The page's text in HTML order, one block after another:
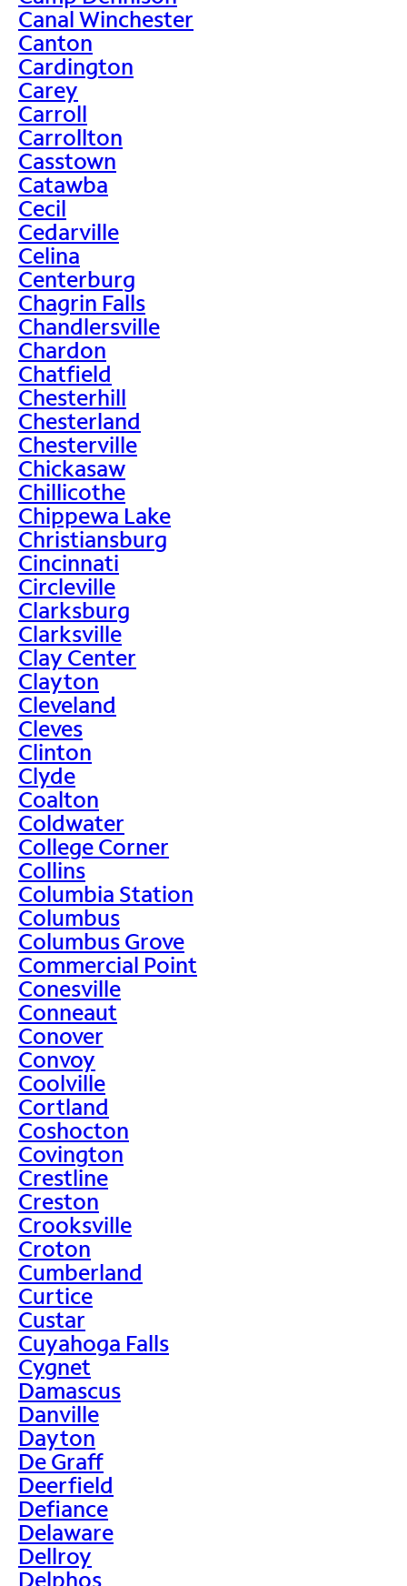
Canal Winchester
Canton
Cardington
Carey
Carroll
Carrollton
Casstown
Catawba
Cecil
Cedarville
Celina
Centerburg
Chagrin Falls
Chandlersville
Chardon
Chatfield
Chesterhill
Chesterland
Chesterville
Chickasaw
Chillicothe
Chippewa Lake
Christiansburg
Cincinnati
Circleville
Clarksburg
Clarksville
Clay Center
Clayton
Cleveland
Cleves
Clinton
Clyde
Coalton
Coldwater
College Corner
Collins
Columbia Station
Columbus
Columbus Grove
Commercial Point
Conesville
Conneaut
Conover
Convoy
Coolville
Cortland
Coshocton
Covington
Crestline
Creston
Crooksville
Croton
Cumberland
Curtice
Custar
Cuyahoga Falls
Cygnet
Damascus
Danville
Dayton
De Graff
Deerfield
Defiance
Delaware
Dellroy
Delphos